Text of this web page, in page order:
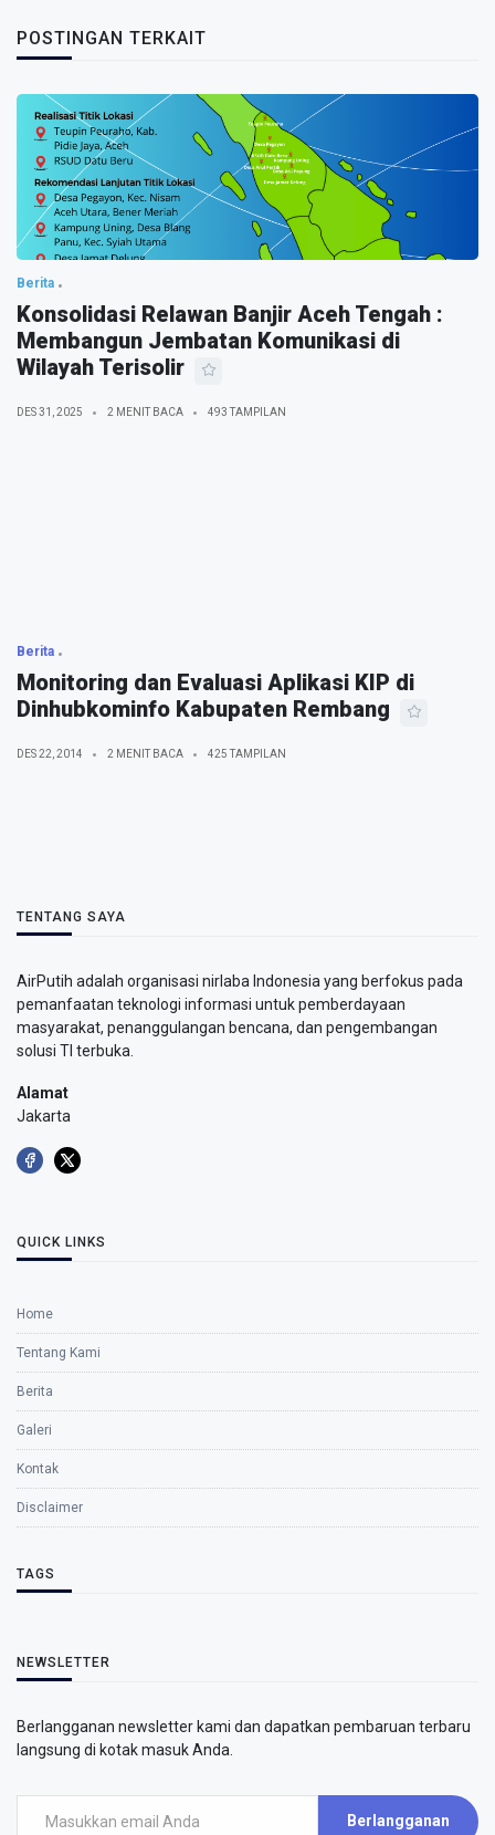
POSTINGAN TERKAIT
Berita
Konsolidasi Relawan Banjir Aceh Tengah :
Membangun Jembatan Komunikasi di
Wilayah Terisolir
DES 31, 2025 2 MENIT BACA 493 TAMPILAN
Berita
Monitoring dan Evaluasi Aplikasi KIP di
Dinhubkominfo Kabupaten Rembang
DES 22, 2014 2 MENIT BACA 425 TAMPILAN
TENTANG SAYA
AirPutih adalah organisasi nirlaba Indonesia yang berfokus pada
pemanfaatan teknologi informasi untuk pemberdayaan
masyarakat, penanggulangan bencana, dan pengembangan
solusi TI terbuka.
Alamat
Jakarta
QUICK LINKS
Home
Tentang Kami
Berita
Galeri
Kontak
Disclaimer
TAGS
NEWSLETTER
Berlangganan newsletter kami dan dapatkan pembaruan terbaru
langsung di kotak masuk Anda.
Berlangganan